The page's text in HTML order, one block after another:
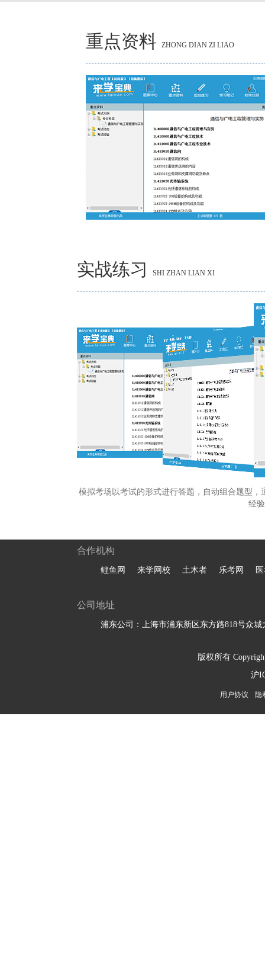
重点资料 ZHONG DIAN ZI LIAO
实战练习 SHI ZHAN LIAN XI
模拟考场以考试的形式进行答题，自动组合题型
经
合作机构
鲤鱼网 来学网校 土木者 乐考网
公司地址
浦东公司：上海市浦东新区东方路818号众城
版权所有
沪
用户协议 隐